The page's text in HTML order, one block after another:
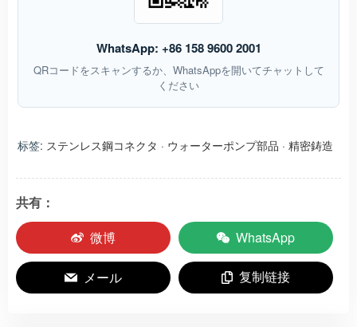
WhatsApp: +86 158 9600 2001
QRコードをスキャンするか、WhatsAppを開いてチャットして
ください
标签: ステンレス鋼コネクタ · ウォーターポンプ部品 · 精密鋳造
共有：
微博
WhatsApp
メール 复制链接